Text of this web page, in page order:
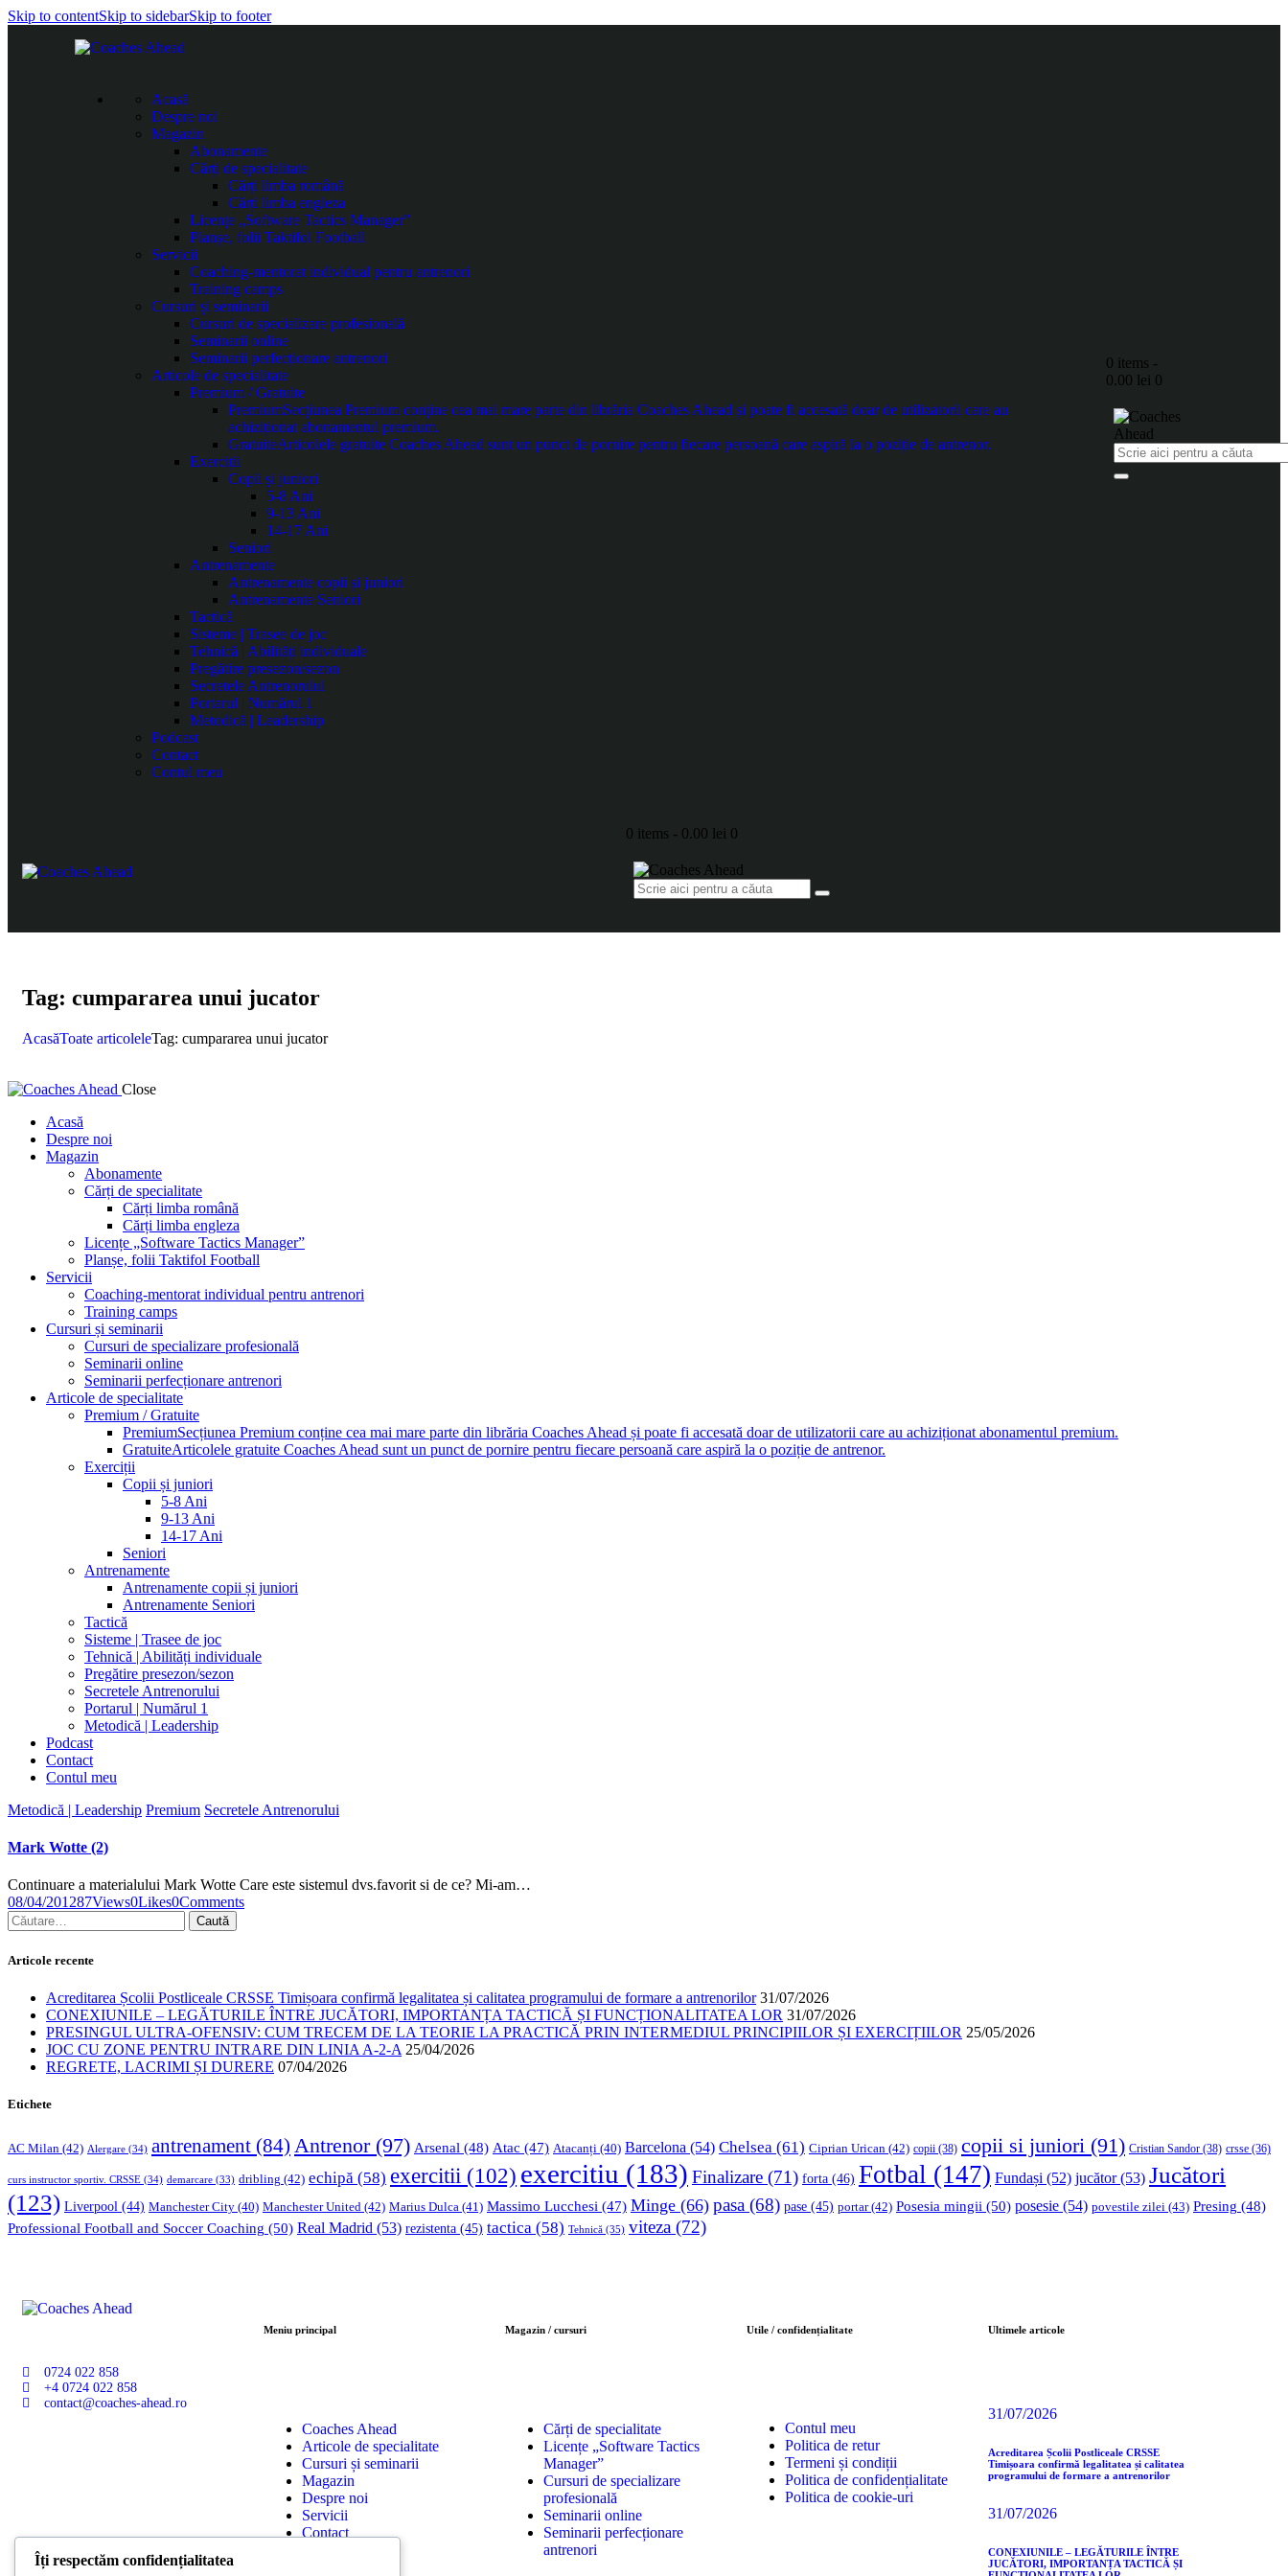
Skip to contentSkip to sidebarSkip to footer
Acasă
Despre noi
Magazin
Abonamente
Cărți de specialitate
Cărți limba română
Cărți limba engleza
Licențe „Software Tactics Manager”
Planșe, folii Taktifol Football
Servicii
Coaching-mentorat individual pentru antrenori
Training camps
Cursuri și seminarii
Cursuri de specializare profesională
Seminarii online
Seminarii perfecționare antrenori
Articole de specialitate
Premium / Gratuite
PremiumSecțiunea Premium conține cea mai mare parte din librăria Coaches Ahead și poate fi accesată doar de utilizatorii care au
achiziționat abonamentul premium.
GratuiteArticolele gratuite Coaches Ahead sunt un punct de pornire pentru fiecare persoană care aspiră la o poziție de antrenor.
Exerciții
Copii și juniori
5-8 Ani
9-13 Ani
14-17 Ani
Seniori
Antrenamente
Antrenamente copii și juniori
Antrenamente Seniori
Tactică
Sisteme | Trasee de joc
Tehnică | Abilități individuale
Pregătire presezon/sezon
Secretele Antrenorului
Portarul | Numărul 1
Metodică | Leadership
Podcast
Contact
Contul meu
0 items -
0.00 lei 0
0 items - 0.00 lei 0
Tag: cumpararea unui jucator
AcasăToate articoleleTag: cumpararea unui jucator
Close
Acasă
Despre noi
Magazin
Abonamente
Cărți de specialitate
Cărți limba română
Cărți limba engleza
Licențe „Software Tactics Manager”
Planșe, folii Taktifol Football
Servicii
Coaching-mentorat individual pentru antrenori
Training camps
Cursuri și seminarii
Cursuri de specializare profesională
Seminarii online
Seminarii perfecționare antrenori
Articole de specialitate
Premium / Gratuite
PremiumSecțiunea Premium conține cea mai mare parte din librăria Coaches Ahead și poate fi accesată doar de utilizatorii care au achiziționat abonamentul premium.
GratuiteArticolele gratuite Coaches Ahead sunt un punct de pornire pentru fiecare persoană care aspiră la o poziție de antrenor.
Exerciții
Copii și juniori
5-8 Ani
9-13 Ani
14-17 Ani
Seniori
Antrenamente
Antrenamente copii și juniori
Antrenamente Seniori
Tactică
Sisteme | Trasee de joc
Tehnică | Abilități individuale
Pregătire presezon/sezon
Secretele Antrenorului
Portarul | Numărul 1
Metodică | Leadership
Podcast
Contact
Contul meu
Metodică | Leadership Premium Secretele Antrenorului
Mark Wotte (2)
Continuare a materialului Mark Wotte Care este sistemul dvs.favorit si de ce? Mi-am…
08/04/201287Views0Likes0Comments
Articole recente
Acreditarea Școlii Postliceale CRSSE Timișoara confirmă legalitatea și calitatea programului de formare a antrenorilor 31/07/2026
CONEXIUNILE – LEGĂTURILE ÎNTRE JUCĂTORI, IMPORTANȚA TACTICĂ ȘI FUNCȚIONALITATEA LOR 31/07/2026
PRESINGUL ULTRA-OFENSIV: CUM TRECEM DE LA TEORIE LA PRACTICĂ PRIN INTERMEDIUL PRINCIPIILOR ȘI EXERCIȚIILOR 25/05/2026
JOC CU ZONE PENTRU INTRARE DIN LINIA A-2-A 25/04/2026
REGRETE, LACRIMI ȘI DURERE 07/04/2026
Etichete
AC Milan (42) Alergare (34) antrenament (84) Antrenor(97) Arsenal (48) Atac (47) Atacanți (40) Barcelona (54) Chelsea (61) Ciprian Urican (42) copii (38) copii si juniori (91) Cristian Sandor (38) crsse (36)
curs instructor sportiv. CRSSE (34) demarcare (33) dribling (42) echipă (58) exercitii (102) exercitiu (183) Finalizare (71) forta (46) Fotbal (147) Fundași (52) jucător(53) Jucători
(123) Liverpool (44) Manchester City (40) Manchester United (42) Marius Dulca (41) Massimo Lucchesi (47) Minge (66) pasa (68) pase (45) portar(42) Posesia mingii (50) posesie (54) povestile zilei (43) Presing (48)
Professional Football and Soccer Coaching (50) Real Madrid (53) rezistenta (45) tactica (58) Tehnică (35) viteza (72)
0724 022 858
+4 0724 022 858
contact@coaches-ahead.ro
Meniu principal
Coaches Ahead
Articole de specialitate
Cursuri și seminarii
Magazin
Despre noi
Servicii
Contact
Magazin / cursuri
Cărți de specialitate
Licențe „Software Tactics
Manager”
Cursuri de specializare
profesională
Seminarii online
Seminarii perfecționare
antrenori
Utile / confidențialitate
Contul meu
Politica de retur
Termeni și condiții
Politica de confidențialitate
Politica de cookie-uri
Ultimele articole
31/07/2026
Acreditarea Școlii Postliceale CRSSE
Timișoara confirmă legalitatea și calitatea
programului de formare a antrenorilor
31/07/2026
CONEXIUNILE – LEGĂTURILE ÎNTRE
JUCĂTORI, IMPORTANȚA TACTICĂ ȘI
Îți respectăm confidențialitatea